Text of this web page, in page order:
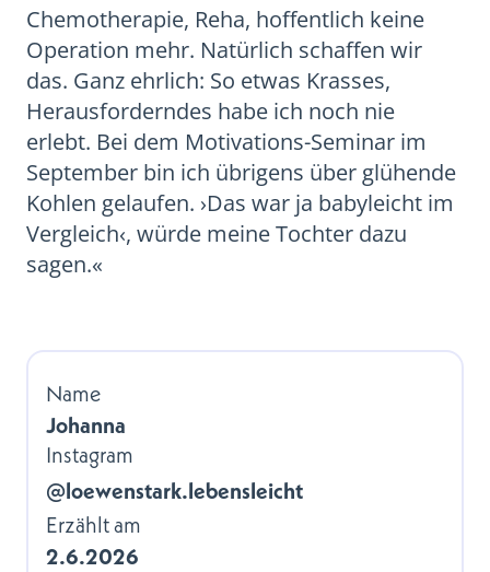
Chemotherapie, Reha, hoffentlich keine
Operation mehr. Natürlich schaffen wir
das. Ganz ehrlich: So etwas Krasses,
Herausforderndes habe ich noch nie
erlebt. Bei dem Motivations-Seminar im
September bin ich übrigens über glühende
Kohlen gelaufen. ›Das war ja babyleicht im
Vergleich‹, würde meine Tochter dazu
sagen.«
Name
Johanna
Instagram
@loewenstark.lebensleicht
Erzählt am
2.6.2026